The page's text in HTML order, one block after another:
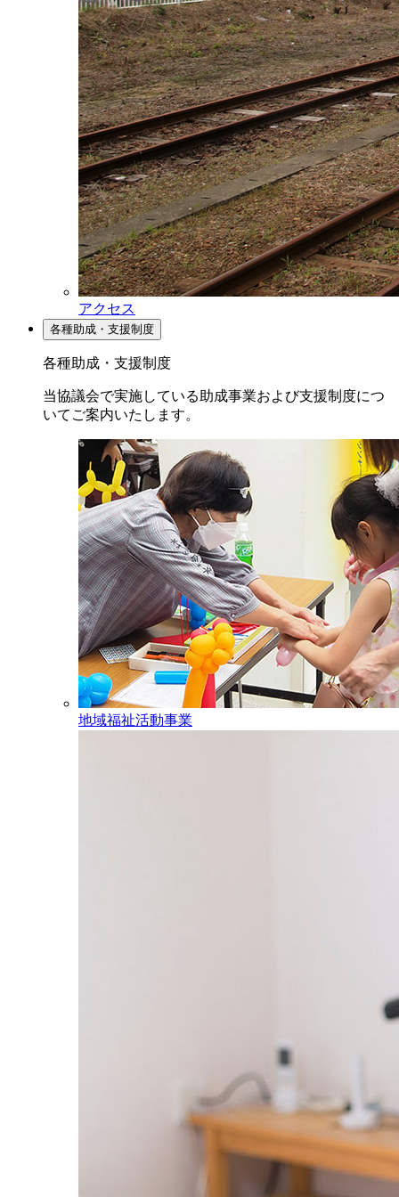
アクセス
各種助成・支援制度
各種助成・支援制度
当協議会で実施している助成事業および支援制度につ
いてご案内いたします。
地域福祉活動事業